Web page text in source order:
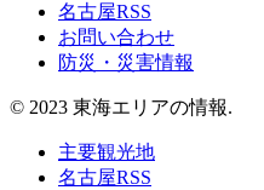
名古屋RSS
お問い合わせ
防災・災害情報
© 2023 東海エリアの情報.
主要観光地
名古屋RSS